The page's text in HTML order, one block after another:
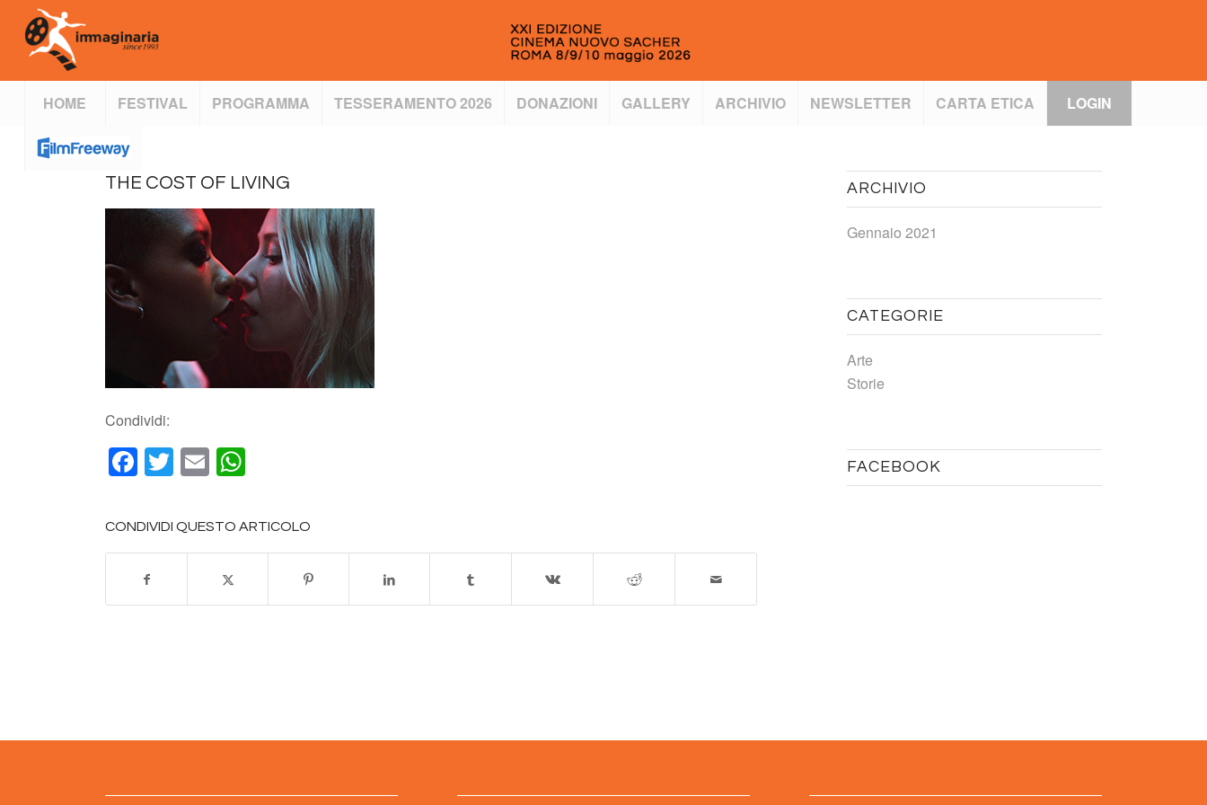
HOME FESTIVAL PROGRAMMA TESSERAMENTO 2026 DONAZIONI GALLERY ARCHIVIO NEWSLETTER CARTA ETICA LOGIN
THE COST OF LIVING
Condividi:
Facebook
Twitter
Email
CONDIVIDI QUESTO ARTICOLO
ARCHIVIO
Gennaio 2021
CATEGORIE
Arte
Storie
FACEBOOK